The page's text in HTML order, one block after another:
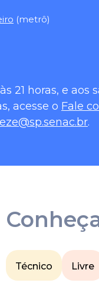
(metrô)
21 horas, e aos
acesse o Fale
.
Técnico Livre